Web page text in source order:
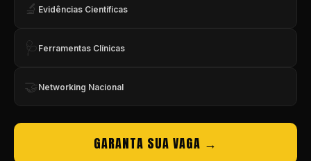
🔬 Evidências Científicas
🩺 Ferramentas Clínicas
🤝 Networking Nacional
GARANTA SUA VAGA →